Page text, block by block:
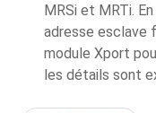
MRSi et MRTi.
adresse esclave
module Xport
les détails sont